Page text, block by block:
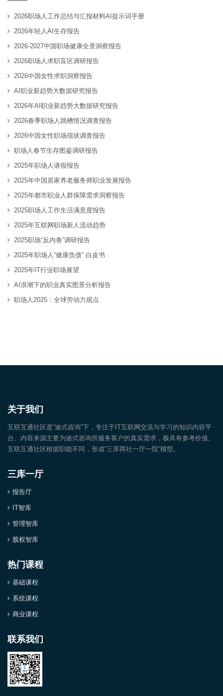
2026职场人工作总结与汇报材料AI提示词手册
2026年轻人AI生存报告
2026-2027中国职场健康全景洞察报告
2026职场人求职盲区调研报告
2026中国女性求职洞察报告
AI职业新趋势大数据研究报告
2026年AI职业新趋势大数据研究报告
2026春季职场人跳槽情况调查报告
2026中国女性职场现状调查报告
职场人春节生存图鉴调研报告
2025年职场人请假报告
2025年中国居家养老服务师职业发展报告
2025年都市职业人群保障需求洞察报告
2025职场人工作生活满意度报告
2025年互联网职场新人流动趋势
2025职场“反内卷”调研报告
2025年职场人“健康负债” 白皮书
2025年IT行业职场展望
AI浪潮下的职业真实图景分析报告
职场人2025：全球劳动力观点
关于我们
互联互通社区是“迪式咨询”下，专注于IT互联网交流与学习的知识内容平
台。内容来源主要为迪式咨询所服务客户的真实需求，极具有参考价值。
互联互通社区根据职能不同，形成“三库两社一厅一院”模型。
三库一厅
报告厅
IT智库
管理智库
股权智库
热门课程
基础课程
系统课程
商业课程
联系我们